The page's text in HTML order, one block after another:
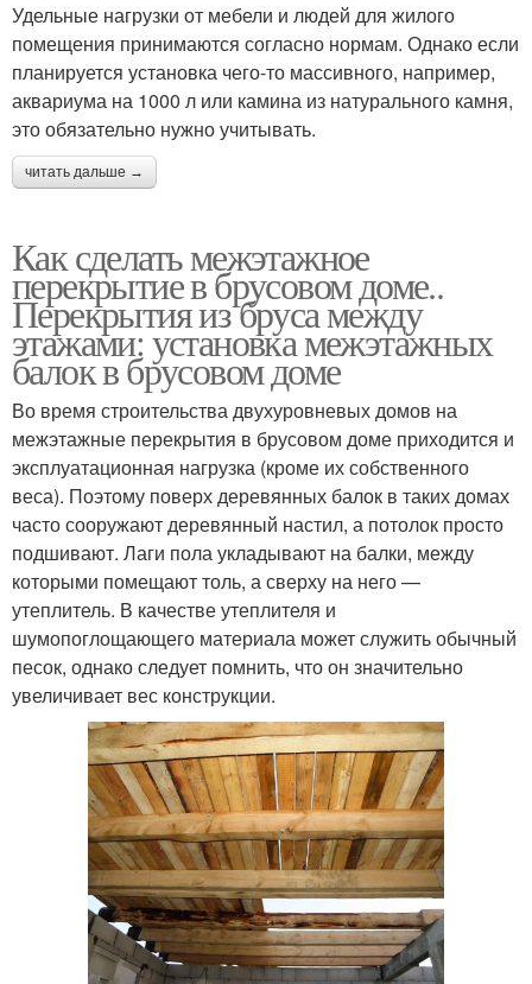
Удельные нагрузки от мебели и людей для жилого
помещения принимаются согласно нормам. Однако если
планируется установка чего-то массивного, например,
аквариума на 1000 л или камина из натурального камня,
это обязательно нужно учитывать.
читать дальше →
Как сделать межэтажное
перекрытие в брусовом доме..
Перекрытия из бруса между
этажами: установка межэтажных
балок в брусовом доме
Во время строительства двухуровневых домов на
межэтажные перекрытия в брусовом доме приходится и
эксплуатационная нагрузка (кроме их собственного
веса). Поэтому поверх деревянных балок в таких домах
часто сооружают деревянный настил, а потолок просто
подшивают. Лаги пола укладывают на балки, между
которыми помещают толь, а сверху на него —
утеплитель. В качестве утеплителя и
шумопоглощающего материала может служить обычный
песок, однако следует помнить, что он значительно
увеличивает вес конструкции.